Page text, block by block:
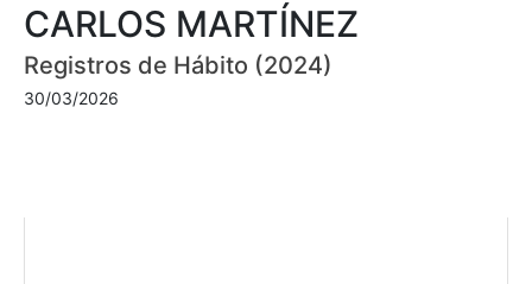
CARLOS MARTÍNEZ
Registros de Hábito (2024)
30/03/2026